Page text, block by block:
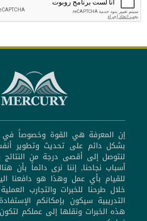
إن المعرفة هي القوة وخصوصاً في
بشكل دائم على تحديث وتطوير
لنتوصل إلى أقصى درجة من
أسباب نجاحنا, إننا نرى دائماً بأن
للقيام بأي عمل وهذا هو دافعنا
خلال طرحنا للخبرات والتجارب
التدريبية سيكون بإمكانكم
هذه الخبرات ونقلها إلى عملكم